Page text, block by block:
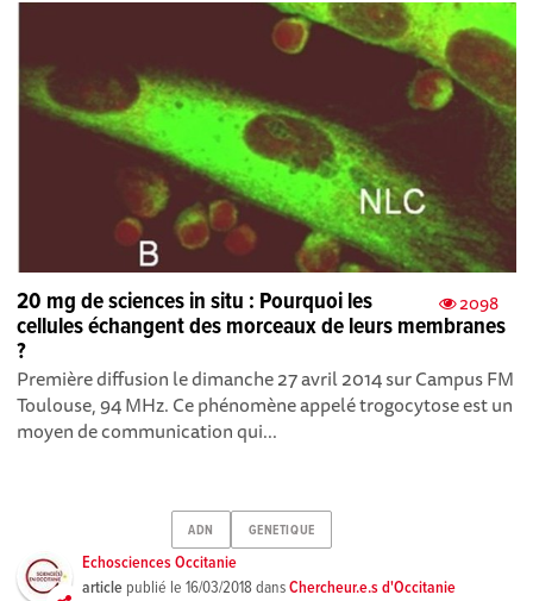
2098
20 mg de sciences in situ : Pourquoi les
cellules échangent des morceaux de leurs membranes
?
Première diffusion le dimanche 27 avril 2014 sur Campus FM
Toulouse, 94 MHz. Ce phénomène appelé trogocytose est un
moyen de communication qui...
ADN GENETIQUE
Echosciences Occitanie
article publié le16/03/2018 dansChercheur.e.s d'Occitanie